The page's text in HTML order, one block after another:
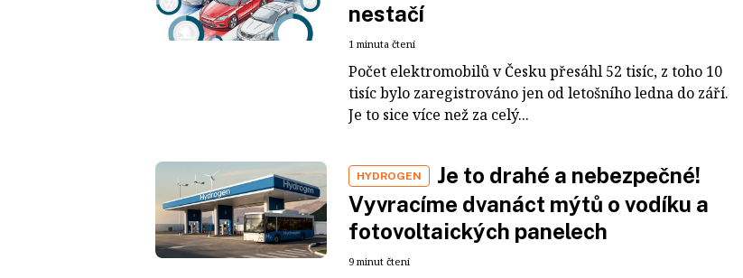
nestačí
1 minuta čtení
Počet elektromobilů v Česku přesáhl 52 tisíc, z toho 10
tisíc bylo zaregistrováno jen od letošního ledna do září.
Je to sice více než za celý...
HYDROGEN
Je to drahé a nebezpečné!
Vyvracíme dvanáct mýtů o vodíku a
fotovoltaických panelech
9 minut čtení